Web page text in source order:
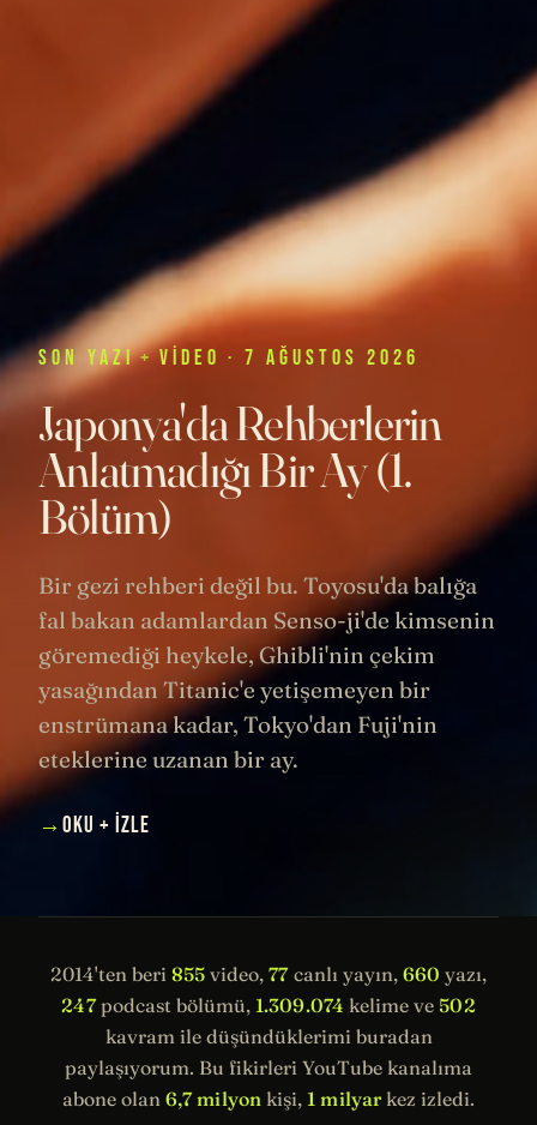
SON YAZI + VIDEO · 7 AĞUSTOS 2026
Japonya'da Rehberlerin
Anlatmadığı Bir Ay (1.
Bölüm)
Bir gezi rehberi değil bu. Toyosu'da balığa
fal bakan adamlardan Senso-ji'de kimsenin
göremediği heykele, Ghibli'nin çekim
yasağından Titanic'e yetişemeyen bir
enstrümana kadar, Tokyo'dan Fuji'nin
eteklerine uzanan bir ay.
→ OKU + İZLE
2014'ten beri 855 video,77canlı yayın, 660 yazı,
247podcast bölümü, 1.309.074 kelime ve 502
kavram ile düşündüklerimi buradan
paylaşıyorum. Bu fikirleri YouTube kanalıma
abone olan 6,7 milyon kişi, 1 milyarkez izledi.